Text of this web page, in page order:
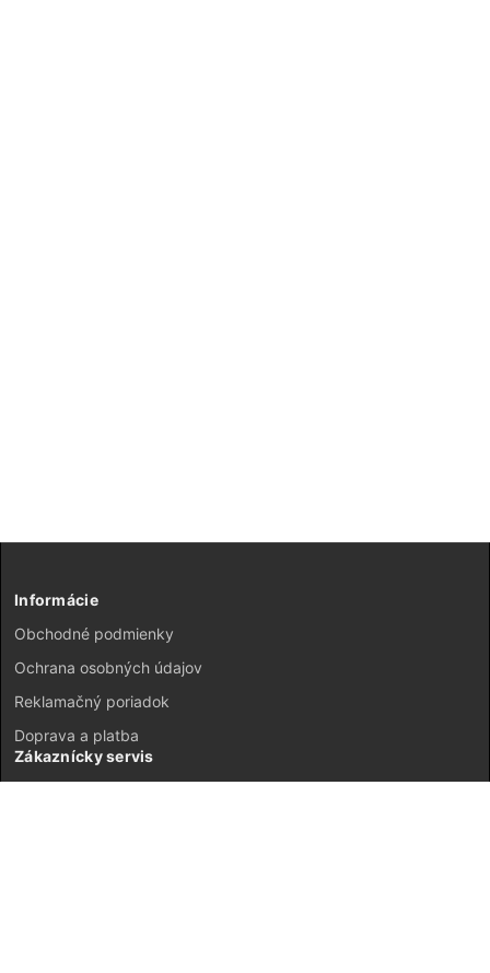
Informácie
Obchodné podmienky
Ochrana osobných údajov
Reklamačný poriadok
Doprava a platba
Zákaznícky servis